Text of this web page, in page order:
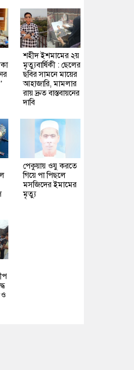
শহীদ ইশমামের ২য়
মৃত্যুবার্ষিকী : ছেলের
ছবির সামনে মায়ের
আহাজারি, মামলার
রায় দ্রুত বাস্তবায়নের
দাবি
পেকুয়ায় ওযু করতে
গিয়ে পা পিছলে
মসজিদের ইমামের
মৃত্যু
ও